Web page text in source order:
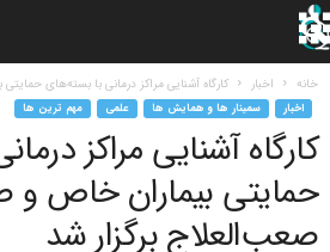
خانه اخبار کارگاه آشنایی مراکز درمانی با بسته‌های
اخبار سمینار ها و همایش ها علمی مهم ترین ها
کارگاه آشنایی مراکز
حمایتی بیماران خاص و
صعب‌العلاج برگزار شد